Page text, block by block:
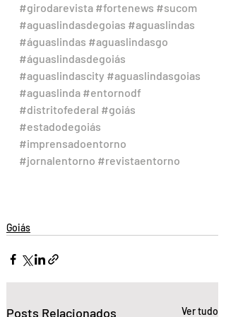
#girodarevista #fortenews #sucom
#aguaslindasdegoias #aguaslindas
#águaslindas #aguaslindasgo
#águaslindasdegoiás
#aguaslindascity #aguaslindasgoias
#aguaslinda #entornodf
#distritofederal #goiás
#estadodegoiás
#imprensadoentorno
#jornalentorno #revistaentorno
Goiás
Posts Relacionados Ver tudo